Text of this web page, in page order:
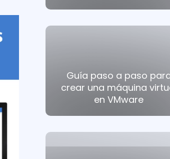
Guía paso a paso
crear una máquina
en VMware